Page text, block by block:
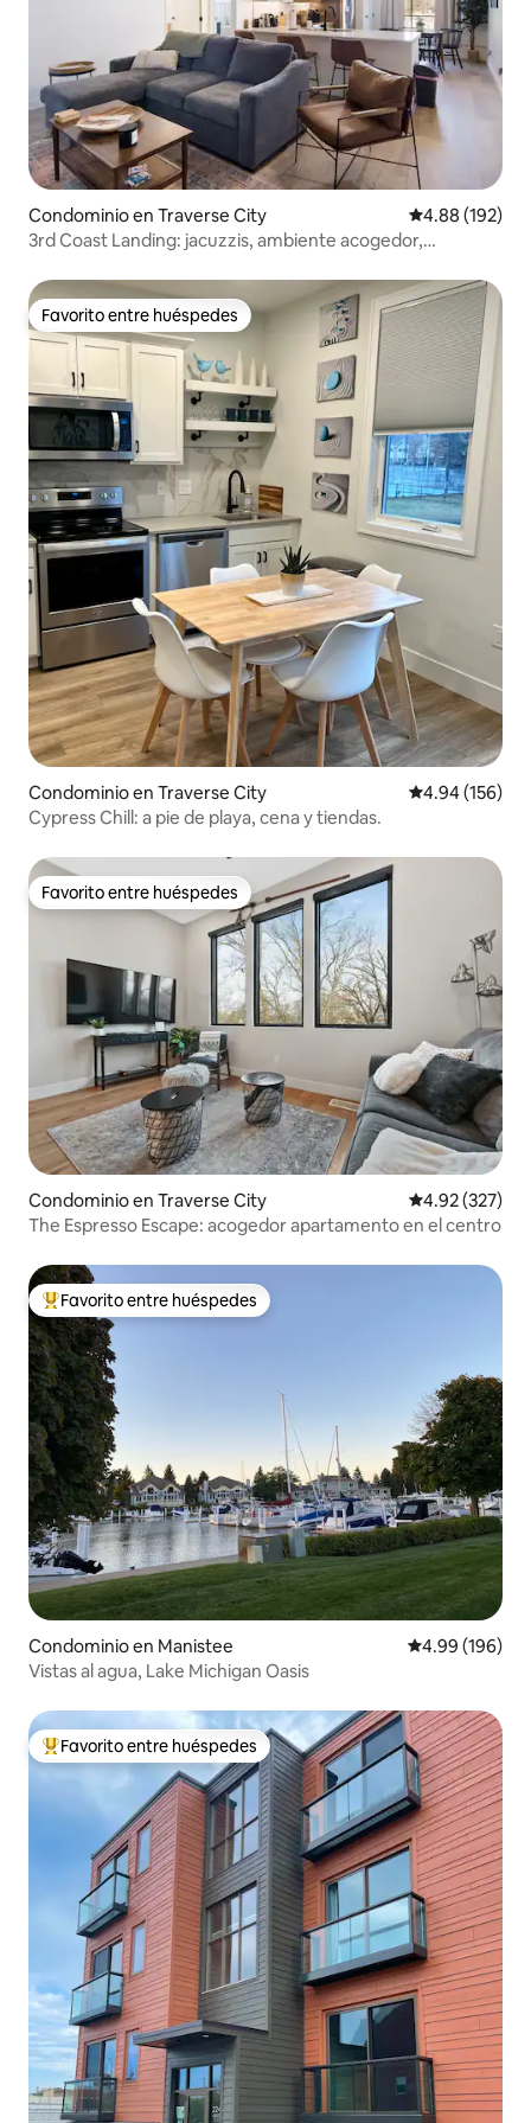
Condominio en Traverse City Calificación
4.88 (192)
3rd Coast Landing: jacuzzis, ambiente acogedor,
Favorito entre huéspedes
Favorito entre huéspedes
Condominio en Traverse City Calificación
4.94 (156)
Cypress Chill: a pie de playa, cena y tiendas.
Favorito entre huéspedes
Favorito entre huéspedes
Condominio en Traverse City Calificación
4.92 (327)
The Espresso Escape: acogedor apartamento en el centro
De los mejores en Favorito entre huéspedes
Favorito entre huéspedes
Condominio en Manistee Calificación
4.99 (196)
Vistas al agua, Lake Michigan Oasis
De los mejores en Favorito entre huéspedes
Favorito entre huéspedes